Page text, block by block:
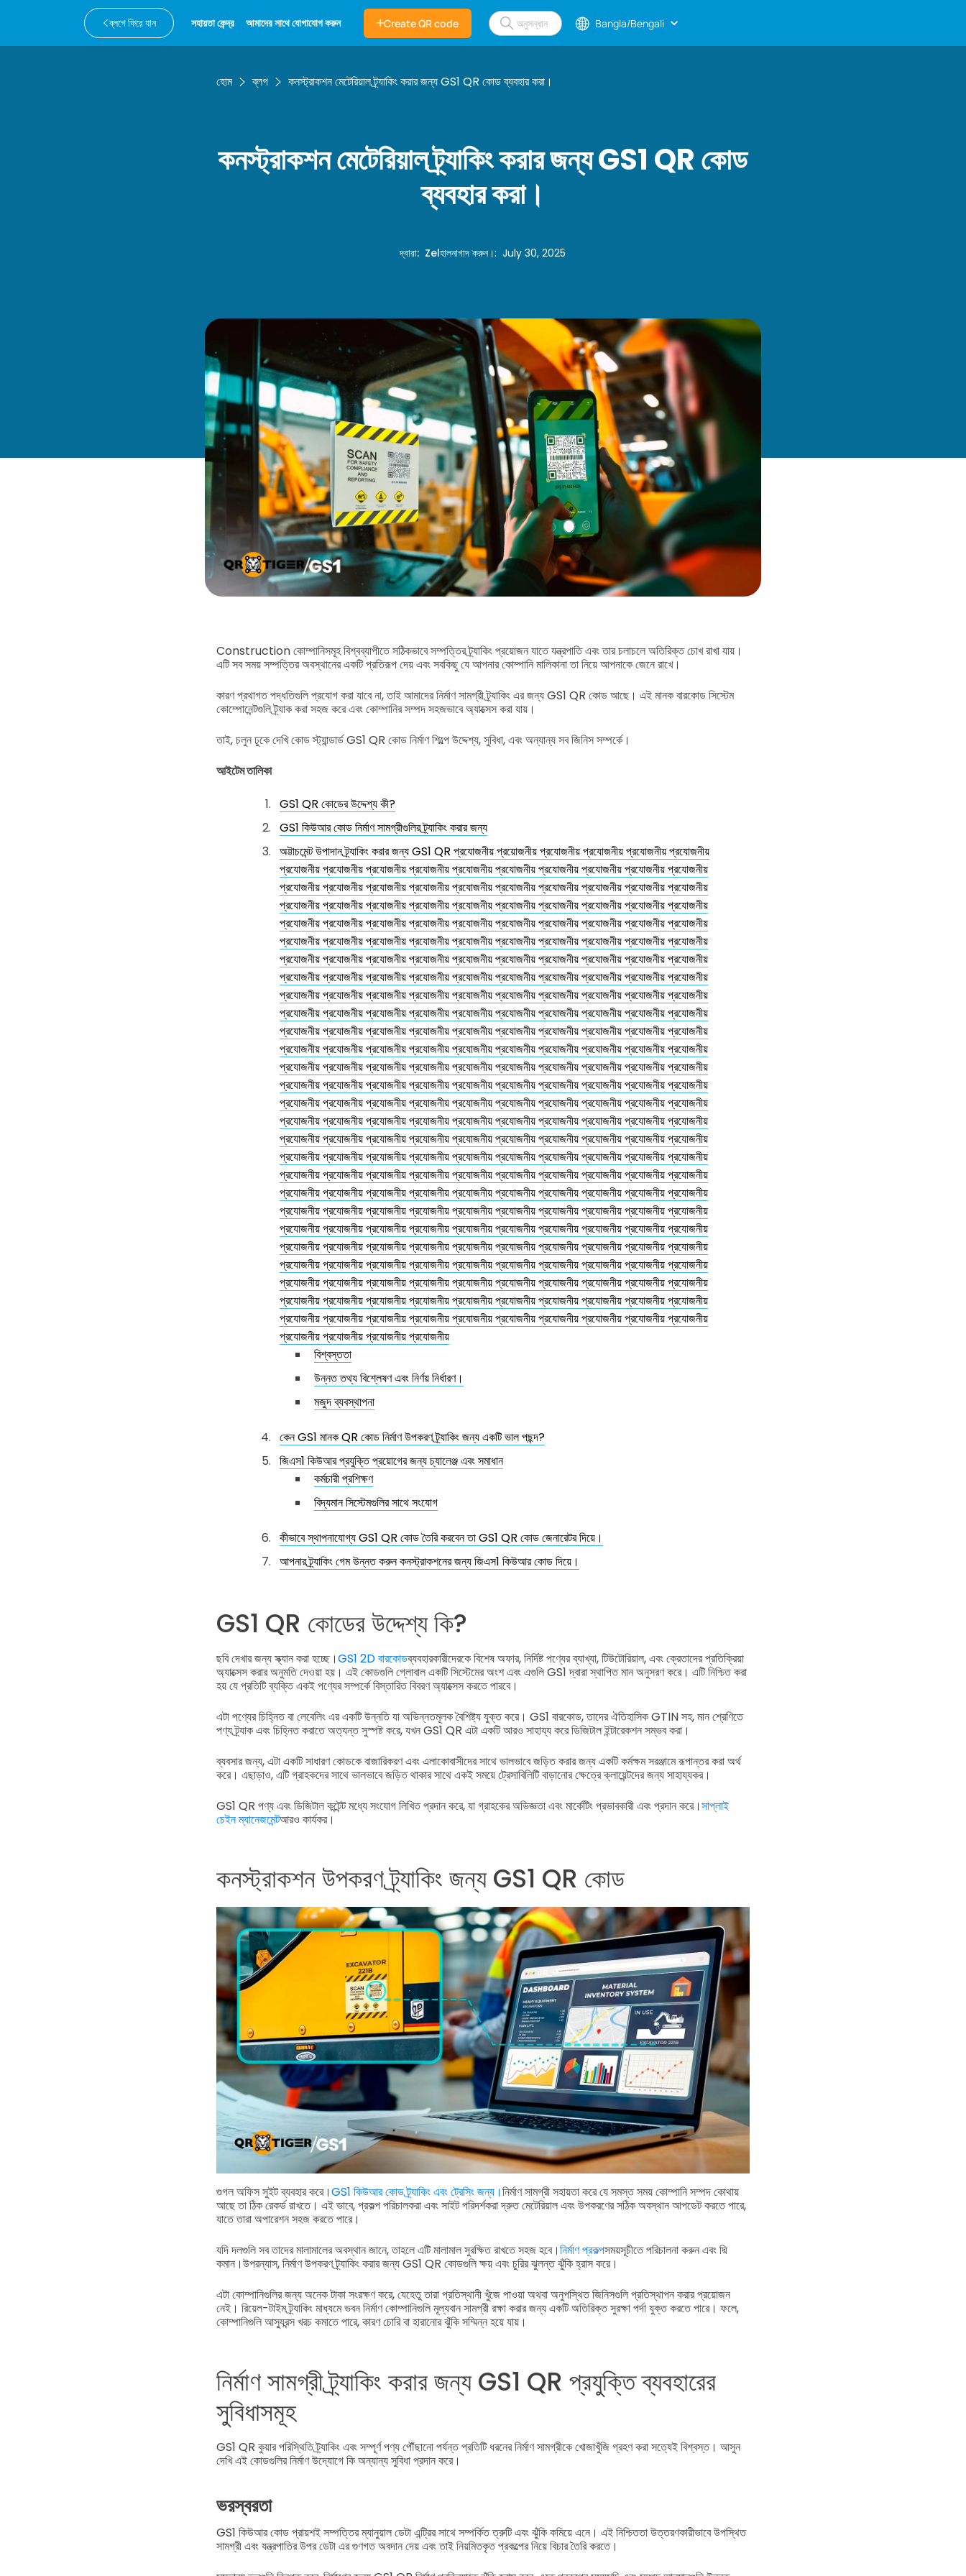
ব্লগে ফিরে যান সহায়তা কেন্দ্র আমাদের সাথে যোগাযোগ করুন Create QR code Bangla/Bengali
হোম ব্লগ কনস্ট্রাকশন মেটেরিয়াল ট্র্যাকিং করার জন্য GS1 QR কোড ব্যবহার করা।
কনস্ট্রাকশন মেটেরিয়াল ট্র্যাকিং করার জন্য GS1 QR কোড
ব্যবহার করা।
দ্বারা: Zelহালনাগাদ করুন।:July 30, 2025
Construction কোম্পানিসমূহ বিশ্বব্যাপীতে সঠিকভাবে সম্পত্তির ট্র্যাকিং প্রয়োজন যাতে যন্ত্রপাতি এবং তার চলাচলে অতিরিক্ত চোখ রাখা যায়।
এটি সব সময় সম্পত্তির অবস্থানের একটি প্রতিরূপ দেয় এবং সবকিছু যে আপনার কোম্পানি মালিকানা তা নিয়ে আপনাকে জেনে রাখে।
কারণ প্রথাগত পদ্ধতিগুলি প্রযোগ করা যাবে না, তাই আমাদের নির্মাণ সামগ্রী ট্র্যাকিং এর জন্য GS1 QR কোড আছে। এই মানক বারকোড সিস্টেম
কোম্পোনেন্টগুলি ট্র্যাক করা সহজ করে এবং কোম্পানির সম্পদ সহজভাবে অ্যাক্সেস করা যায়।
তাই, চলুন ঢুকে দেখি কোড স্ট্যান্ডার্ড GS1 QR কোড নির্মাণ শিল্পে উদ্দেশ্য, সুবিধা, এবং অন্যান্য সব জিনিস সম্পর্কে।
আইটেম তালিকা
GS1 QR কোডের উদ্দেশ্য কী?
GS1 কিউআর কোড নির্মাণ সামগ্রীগুলির ট্র্যাকিং করার জন্য
অট্টাচমেন্ট উপাদান ট্র্যাকিং করার জন্য GS1 QR প্রযোজনীয় প্রয়োজনীয় প্রযোজনীয় প্রযোজনীয় প্রযোজনীয় প্রযোজনীয়
প্রযোজনীয় প্রযোজনীয় প্রযোজনীয় প্রযোজনীয় প্রযোজনীয় প্রযোজনীয় প্রযোজনীয় প্রযোজনীয় প্রযোজনীয় প্রযোজনীয়
প্রযোজনীয় প্রযোজনীয় প্রযোজনীয় প্রযোজনীয় প্রযোজনীয় প্রযোজনীয় প্রযোজনীয় প্রযোজনীয় প্রযোজনীয় প্রযোজনীয়
প্রযোজনীয় প্রযোজনীয় প্রযোজনীয় প্রযোজনীয় প্রযোজনীয় প্রযোজনীয় প্রযোজনীয় প্রযোজনীয় প্রযোজনীয় প্রযোজনীয়
প্রযোজনীয় প্রযোজনীয় প্রযোজনীয় প্রযোজনীয় প্রযোজনীয় প্রযোজনীয় প্রযোজনীয় প্রযোজনীয় প্রযোজনীয় প্রযোজনীয়
প্রযোজনীয় প্রযোজনীয় প্রযোজনীয় প্রযোজনীয় প্রযোজনীয় প্রযোজনীয় প্রযোজনীয় প্রযোজনীয় প্রযোজনীয় প্রযোজনীয়
প্রযোজনীয় প্রযোজনীয় প্রযোজনীয় প্রযোজনীয় প্রযোজনীয় প্রযোজনীয় প্রযোজনীয় প্রযোজনীয় প্রযোজনীয় প্রযোজনীয়
প্রযোজনীয় প্রযোজনীয় প্রযোজনীয় প্রযোজনীয় প্রযোজনীয় প্রযোজনীয় প্রযোজনীয় প্রযোজনীয় প্রযোজনীয় প্রযোজনীয়
প্রযোজনীয় প্রযোজনীয় প্রযোজনীয় প্রযোজনীয় প্রযোজনীয় প্রযোজনীয় প্রযোজনীয় প্রযোজনীয় প্রযোজনীয় প্রযোজনীয়
প্রযোজনীয় প্রযোজনীয় প্রযোজনীয় প্রযোজনীয় প্রযোজনীয় প্রযোজনীয় প্রযোজনীয় প্রযোজনীয় প্রযোজনীয় প্রযোজনীয়
প্রযোজনীয় প্রযোজনীয় প্রযোজনীয় প্রযোজনীয় প্রযোজনীয় প্রযোজনীয় প্রযোজনীয় প্রযোজনীয় প্রযোজনীয় প্রযোজনীয়
প্রযোজনীয় প্রযোজনীয় প্রযোজনীয় প্রযোজনীয় প্রযোজনীয় প্রযোজনীয় প্রযোজনীয় প্রযোজনীয় প্রযোজনীয় প্রযোজনীয়
প্রযোজনীয় প্রযোজনীয় প্রযোজনীয় প্রযোজনীয় প্রযোজনীয় প্রযোজনীয় প্রযোজনীয় প্রযোজনীয় প্রযোজনীয় প্রযোজনীয়
প্রযোজনীয় প্রযোজনীয় প্রযোজনীয় প্রযোজনীয় প্রযোজনীয় প্রযোজনীয় প্রযোজনীয় প্রযোজনীয় প্রযোজনীয় প্রযোজনীয়
প্রযোজনীয় প্রযোজনীয় প্রযোজনীয় প্রযোজনীয় প্রযোজনীয় প্রযোজনীয় প্রযোজনীয় প্রযোজনীয় প্রযোজনীয় প্রযোজনীয়
প্রযোজনীয় প্রযোজনীয় প্রযোজনীয় প্রযোজনীয় প্রযোজনীয় প্রযোজনীয় প্রযোজনীয় প্রযোজনীয় প্রযোজনীয় প্রযোজনীয়
প্রযোজনীয় প্রযোজনীয় প্রযোজনীয় প্রযোজনীয় প্রযোজনীয় প্রযোজনীয় প্রযোজনীয় প্রযোজনীয় প্রযোজনীয় প্রযোজনীয়
প্রযোজনীয় প্রযোজনীয় প্রযোজনীয় প্রযোজনীয় প্রযোজনীয় প্রযোজনীয় প্রযোজনীয় প্রযোজনীয় প্রযোজনীয় প্রযোজনীয়
প্রযোজনীয় প্রযোজনীয় প্রযোজনীয় প্রযোজনীয় প্রযোজনীয় প্রযোজনীয় প্রযোজনীয় প্রযোজনীয় প্রযোজনীয় প্রযোজনীয়
প্রযোজনীয় প্রযোজনীয় প্রযোজনীয় প্রযোজনীয় প্রযোজনীয় প্রযোজনীয় প্রযোজনীয় প্রযোজনীয় প্রযোজনীয় প্রযোজনীয়
প্রযোজনীয় প্রযোজনীয় প্রযোজনীয় প্রযোজনীয় প্রযোজনীয় প্রযোজনীয় প্রযোজনীয় প্রযোজনীয় প্রযোজনীয় প্রযোজনীয়
প্রযোজনীয় প্রযোজনীয় প্রযোজনীয় প্রযোজনীয় প্রযোজনীয় প্রযোজনীয় প্রযোজনীয় প্রযোজনীয় প্রযোজনীয় প্রযোজনীয়
প্রযোজনীয় প্রযোজনীয় প্রযোজনীয় প্রযোজনীয় প্রযোজনীয় প্রযোজনীয় প্রযোজনীয় প্রযোজনীয় প্রযোজনীয় প্রযোজনীয়
প্রযোজনীয় প্রযোজনীয় প্রযোজনীয় প্রযোজনীয় প্রযোজনীয় প্রযোজনীয় প্রযোজনীয় প্রযোজনীয় প্রযোজনীয় প্রযোজনীয়
প্রযোজনীয় প্রযোজনীয় প্রযোজনীয় প্রযোজনীয় প্রযোজনীয় প্রযোজনীয় প্রযোজনীয় প্রযোজনীয় প্রযোজনীয় প্রযোজনীয়
প্রযোজনীয় প্রযোজনীয় প্রযোজনীয় প্রযোজনীয় প্রযোজনীয় প্রযোজনীয় প্রযোজনীয় প্রযোজনীয় প্রযোজনীয় প্রযোজনীয়
প্রযোজনীয় প্রযোজনীয় প্রযোজনীয় প্রযোজনীয় প্রযোজনীয় প্রযোজনীয় প্রযোজনীয় প্রযোজনীয় প্রযোজনীয় প্রযোজনীয়
প্রযোজনীয় প্রযোজনীয় প্রযোজনীয় প্রযোজনীয়
বিশ্বস্ততা
উন্নত তথ্য বিশ্লেষণ এবং নির্ণয় নির্ধারণ।
মজুদ ব্যবস্থাপনা
কেন GS1 মানক QR কোড নির্মাণ উপকরণ ট্র্যাকিং জন্য একটি ভাল পছন্দ?
জিএস1 কিউআর প্রযুক্তি প্রয়োগের জন্য চ্যালেঞ্জ এবং সমাধান
কর্মচারী প্রশিক্ষণ
বিদ্যমান সিস্টেমগুলির সাথে সংযোগ
কীভাবে স্থাপনাযোগ্য GS1 QR কোড তৈরি করবেন তা GS1 QR কোড জেনারেটর দিয়ে।
আপনার ট্র্যাকিং গেম উন্নত করুন কনস্ট্রাকশনের জন্য জিএস1 কিউআর কোড দিয়ে।
GS1 QR কোডের উদ্দেশ্য কি?
ছবি দেখার জন্য স্ক্যান করা হচ্ছে।GS1 2D বারকোডব্যবহারকারীদেরকে বিশেষ অফার, নির্দিষ্ট পণ্যের ব্যাখ্যা, টিউটোরিয়াল, এবং ক্রেতাদের প্রতিক্রিয়া
অ্যাক্সেস করার অনুমতি দেওয়া হয়। এই কোডগুলি গ্লোবাল একটি সিস্টেমের অংশ এবং এগুলি GS1 দ্বারা স্থাপিত মান অনুসরণ করে। এটি নিশ্চিত করা
হয় যে প্রতিটি ব্যক্তি একই পণ্যের সম্পর্কে বিস্তারিত বিবরণ অ্যাক্সেস করতে পারবে।
এটা পণ্যের চিহ্নিত বা লেবেলিং এর একটি উন্নতি যা অভিন্নতমূলক বৈশিষ্ট্য যুক্ত করে। GS1 বারকোড, তাদের ঐতিহাসিক GTIN সহ, মান শ্রেণিতে
পণ্য ট্র্যাক এবং চিহ্নিত করাতে অত্যন্ত সুস্পষ্ট করে, যখন GS1 QR এটা একটি আরও সাহায্য করে ডিজিটাল ইন্টারেকশন সম্ভব করা।
ব্যবসার জন্য, এটা একটি সাধারণ কোডকে বাজারিকরণ এবং এলাকোবাসীদের সাথে ভালভাবে জড়িত করার জন্য একটি কর্মক্ষম সরঞ্জামে রূপান্তর করা অর্থ
করে। এছাড়াও, এটি গ্রাহকদের সাথে ভালভাবে জড়িত থাকার সাথে একই সময়ে ট্রেসাবিলিটি বাড়ানোর ক্ষেত্রে ক্লায়েন্টদের জন্য সাহায্যকর।
GS1 QR পণ্য এবং ডিজিটাল কন্টেন্ট মধ্যে সংযোগ লিখিত প্রদান করে, যা গ্রাহকের অভিজ্ঞতা এবং মার্কেটিং প্রভাবকারী এবং প্রদান করে।সাপ্লাই
চেইন ম্যানেজমেন্টআরও কার্যকর।
কনস্ট্রাকশন উপকরণ ট্র্যাকিং জন্য GS1 QR কোড
গুগল অফিস সুইট ব্যবহার করে।GS1 কিউআর কোড ট্র্যাকিং এবং ট্রেসিং জন্য।নির্মাণ সামগ্রী সহায়তা করে যে সমস্ত সময় কোম্পানি সম্পদ কোথায়
আছে তা ঠিক রেকর্ড রাখতে। এই ভাবে, প্রকল্প পরিচালকরা এবং সাইট পরিদর্শকরা দ্রুত মেটেরিয়াল এবং উপকরণের সঠিক অবস্থান আপডেট করতে পারে,
যাতে তারা অপারেশন সহজ করতে পারে।
যদি দলগুলি সব তাদের মালামালের অবস্থান জানে, তাহলে এটি মালামাল সুরক্ষিত রাখতে সহজ হবে।নির্মাণ প্রকল্পসময়সূচীতে পরিচালনা করুন এবং দ্মি
কমান।উপরন্যাস, নির্মাণ উপকরণ ট্র্যাকিং করার জন্য GS1 QR কোডগুলি ক্ষয় এবং চুরির ঝুলন্ত ঝুঁকি হ্রাস করে।
এটা কোম্পানিগুলির জন্য অনেক টাকা সংরক্ষণ করে, যেহেতু তারা প্রতিস্থানী খুঁজে পাওয়া অথবা অনুপস্থিত জিনিসগুলি প্রতিস্থাপন করার প্রয়োজন
নেই। রিয়েল-টাইম ট্র্যাকিং মাধ্যমে ভবন নির্মাণ কোম্পানিগুলি মূল্যবান সামগ্রী রক্ষা করার জন্য একটি অতিরিক্ত সুরক্ষা পর্দা যুক্ত করতে পারে। ফলে,
কোম্পানিগুলি আস্যুরন্স খরচ কমাতে পারে, কারণ চোরি বা হারানোর ঝুঁকি সম্মিন্ন হয়ে যায়।
নির্মাণ সামগ্রী ট্র্যাকিং করার জন্য GS1 QR প্রযুক্তি ব্যবহারের
সুবিধাসমূহ
GS1 QR কুয়ার পরিস্থিতি ট্র্যাকিং এবং সম্পূর্ণ পণ্য পৌঁছানো পর্যন্ত প্রতিটি ধরনের নির্মাণ সামগ্রীকে খোজাখুঁজি গ্রহণ করা সত্যেই বিশ্বস্ত। আসুন
দেখি এই কোডগুলির নির্মাণ উদ্যোগে কি অন্যান্য সুবিধা প্রদান করে।
ভরস্বরতা
GS1 কিউআর কোড প্রায়শই সম্পত্তির ম্যানুয়াল ডেটা এন্ট্রির সাথে সম্পর্কিত ত্রুটি এবং ঝুঁকি কমিয়ে এনে। এই নিশ্চিততা উত্তরণকারীভাবে উপস্থিত
সামগ্রী এবং যন্ত্রপাতির উপর ডেটা এর গুণগত অবদান দেয় এবং তাই নিয়মিতকৃত প্রকল্পের নিয়ে বিচার তৈরি করতে।